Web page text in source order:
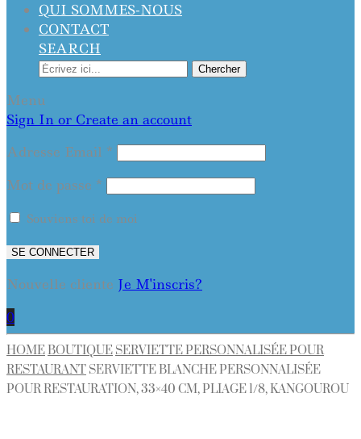
QUI SOMMES-NOUS
CONTACT
SEARCH
Chercher
Menu
Sign In or Create an account
Adresse Email *
Mot de passe *
Souviens toi de moi
SE CONNECTER
Nouvelle cliente Je M'inscris?
0
HOME BOUTIQUE SERVIETTE PERSONNALISÉE POUR
RESTAURANT SERVIETTE BLANCHE PERSONNALISÉE
POUR RESTAURATION, 33×40 CM, PLIAGE 1/8, KANGOUROU